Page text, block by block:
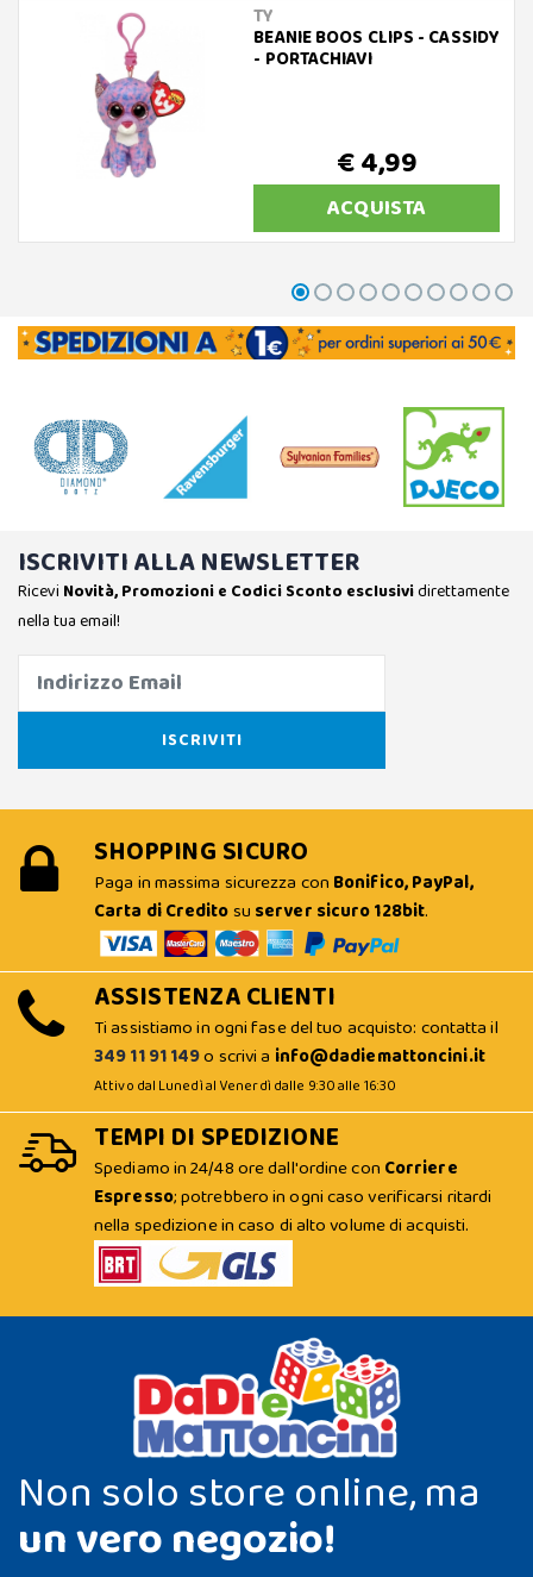
TY
BEANIE BOOS CLIPS - CASSIDY
- PORTACHIAVI
€ 4,99
ACQUISTA
ISCRIVITI ALLA NEWSLETTER
Ricevi Novità, Promozioni e Codici Sconto esclusividirettamente
nella tua email!
SHOPPING SICURO
Paga in massima sicurezza con Bonifico, PayPal,
Carta di Creditosu server sicuro 128bit.
ASSISTENZA CLIENTI
Ti assistiamo in ogni fase del tuo acquisto: contatta il
349 11 91 149o scrivi a info@dadiemattoncini.it
Attivo dal Lunedì al Venerdì dalle 9:30 alle 16:30
TEMPI DI SPEDIZIONE
Spediamo in 24/48 ore dall'ordine con Corriere
Espresso; potrebbero in ogni caso verificarsi ritardi
nella spedizione in caso di alto volume di acquisti.
Non solo store online, ma
un vero negozio!